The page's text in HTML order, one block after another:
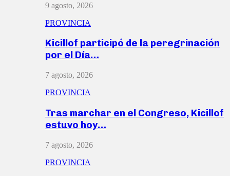
9 agosto, 2026
PROVINCIA
Kicillof participó de la peregrinación
por el Día…
7 agosto, 2026
PROVINCIA
Tras marchar en el Congreso, Kicillof
estuvo hoy…
7 agosto, 2026
PROVINCIA